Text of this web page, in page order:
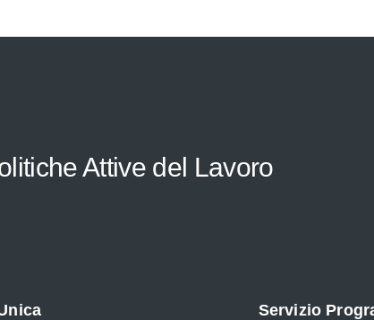
Attive del Lavoro
Servizio